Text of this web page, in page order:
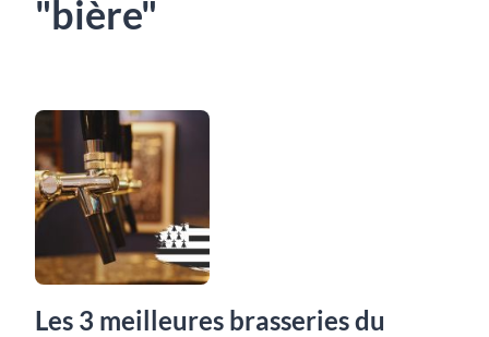
"bière"
Les 3 meilleures brasseries du